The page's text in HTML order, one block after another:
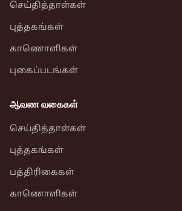
செய்தித்தாள்கள்
புத்தகங்கள்
காணொளிகள்
புகைப்படங்கள்
ஆவண வகைகள்
செய்தித்தாள்கள்
புத்தகங்கள்
பத்திரிகைகள்
காணொளிகள்